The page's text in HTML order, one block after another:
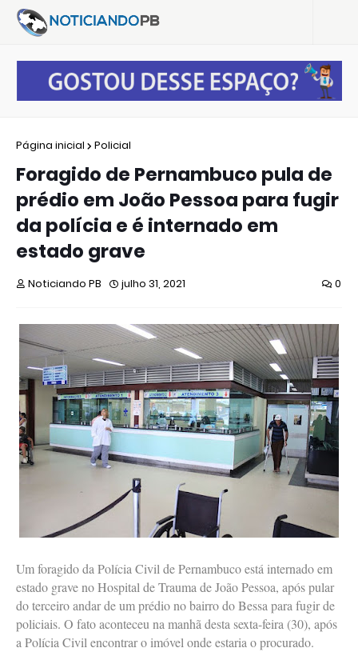
Página inicial Policial
Foragido de Pernambuco pula de
prédio em João Pessoa para fugir
da polícia e é internado em
estado grave
Noticiando PB julho 31, 2021 0
Um foragido da Polícia Civil de Pernambuco está internado em
estado grave no Hospital de Trauma de João Pessoa, após pular
do terceiro andar de um prédio no bairro do Bessa para fugir de
policiais. O fato aconteceu na manhã desta sexta-feira (30), após
a Polícia Civil encontrar o imóvel onde estaria o procurado.